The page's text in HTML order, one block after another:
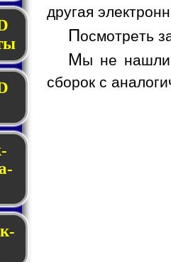
другая
Посмотреть
Мы не нашли
сборок с